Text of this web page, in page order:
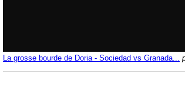
La grosse bourde de Doria - Sociedad vs Granada...